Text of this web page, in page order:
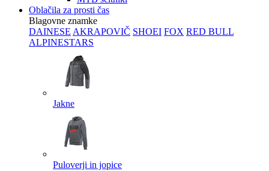
Oblačila za prosti čas
Blagovne znamke
DAINESE AKRAPOVIČ SHOEI FOX RED BULL
ALPINESTARS
Jakne
Puloverji in jopice